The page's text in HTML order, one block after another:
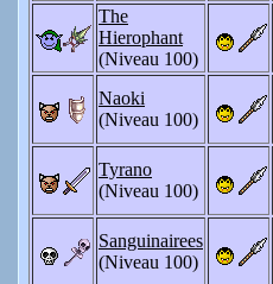
The
Hierophant
(Niveau 100)
Naoki
(Niveau 100)
Tyrano
(Niveau 100)
Sanguinairees
(Niveau 100)